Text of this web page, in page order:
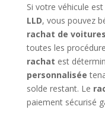
Si votre véhicule
LLD, vous pouvez
rachat de
toutes les
rachat est
personnalisée
solde restant. Le
paiement sécurisé